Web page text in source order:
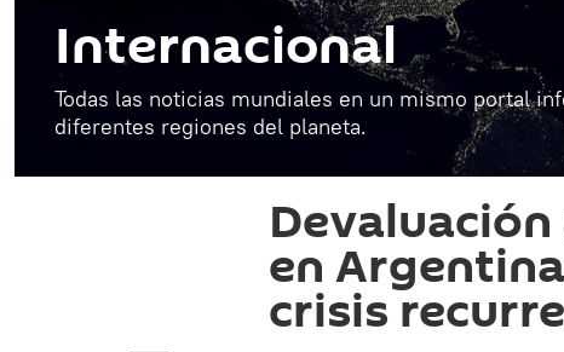
Internacional
Todas las noticias mundiales en un mismo portal
diferentes regiones del planeta.
en
crisis